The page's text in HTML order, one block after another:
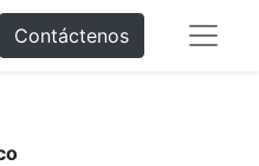
Contáctenos